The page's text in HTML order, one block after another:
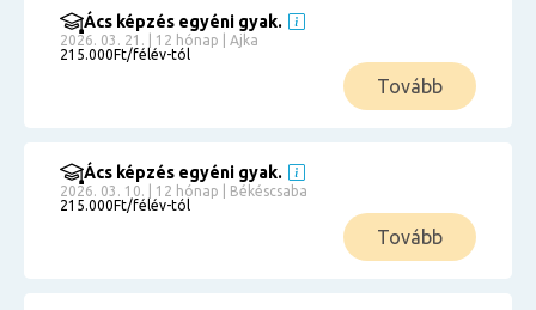
Ács képzés egyéni gyak.
2026. 03. 21. | 12 hónap | Ajka
215.000Ft/félév-tól
Tovább
Ács képzés egyéni gyak.
2026. 03. 10. | 12 hónap | Békéscsaba
215.000Ft/félév-tól
Tovább